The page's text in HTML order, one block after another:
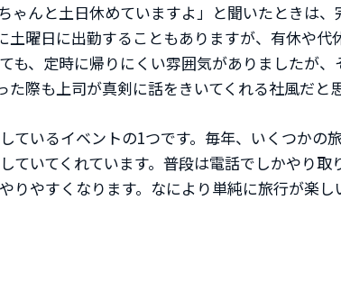
ゃんと土日休めていますよ」と聞いたときは
曜日に出勤することもありますが、有休や代
も、定時に帰りにくい雰囲気がありましたが
際も上司が真剣に話をきいてくれる社風だと思
ているイベントの1つです。毎年、いくつかの
ていてくれています。普段は電話でしかやり
りやすくなります。なにより単純に旅行が楽